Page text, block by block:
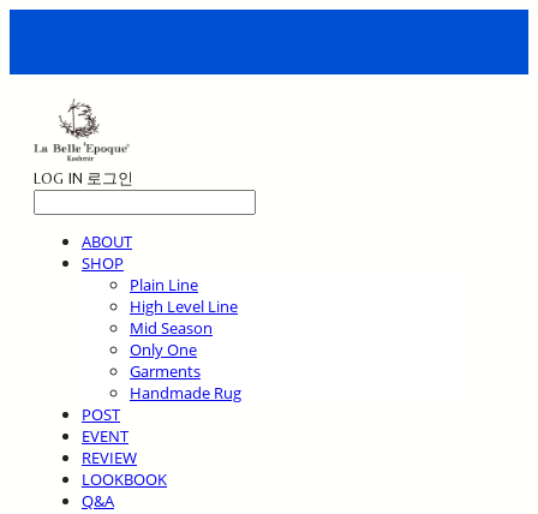
LOG IN 로그인
ABOUT
SHOP
Plain Line
High Level Line
Mid Season
Only One
Garments
Handmade Rug
POST
EVENT
REVIEW
LOOKBOOK
Q&A